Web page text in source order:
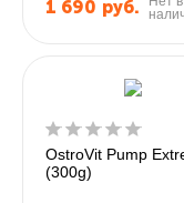
1 690 руб.
OstroVit Pump
(300g)